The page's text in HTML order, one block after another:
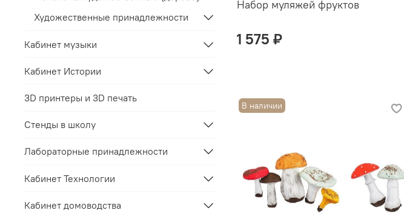
Набор муляжей фруктов
1 575 ₽
В наличии
Художественные принадлежности
Кабинет музыки
Кабинет Истории
3D принтеры и 3D печать
Стенды в школу
Лабораторные принадлежности
Кабинет Технологии
Кабинет домоводства